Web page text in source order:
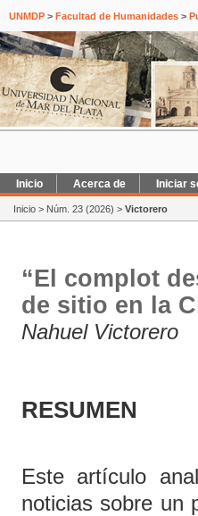
UNMDP > Facultad de Humanidades >
Inicio Acerca de Iniciar
Inicio > Núm. 23 (2026) > Victorero
“El complot
de sitio en la
Nahuel Victorero
RESUMEN
Este artículo
noticias sobre un